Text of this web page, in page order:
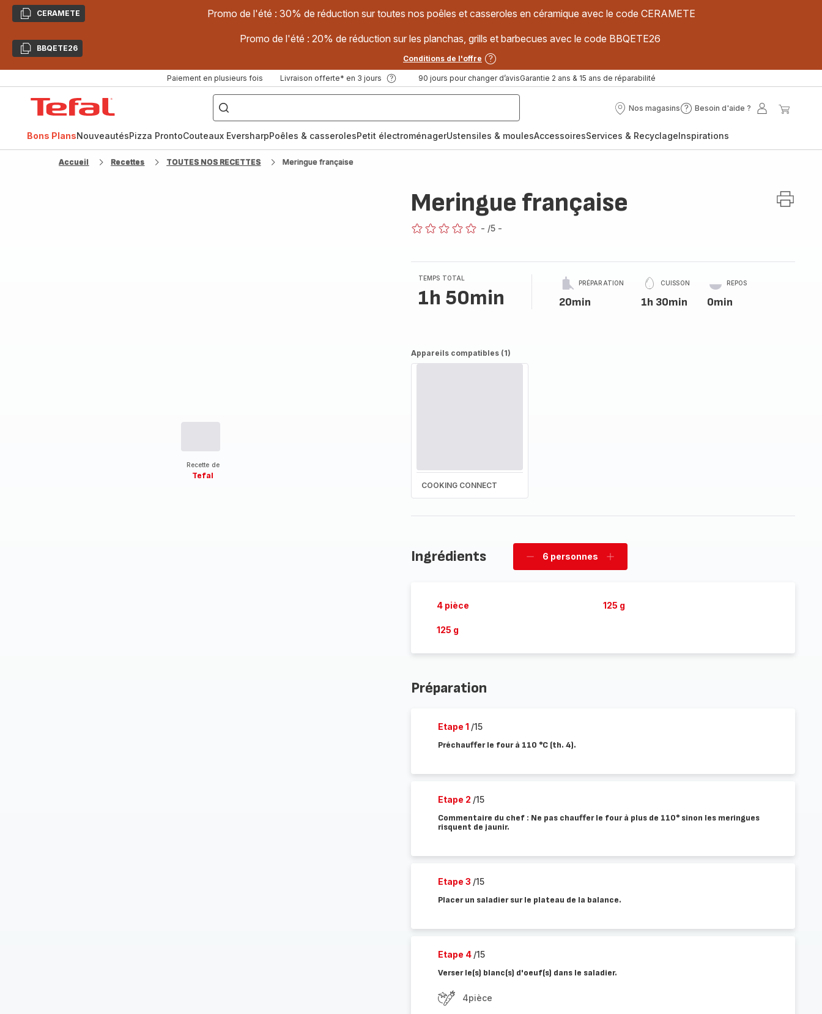
CopierCERAMETE Promo de l'été : 30% de réduction sur toutes nos poêles et casseroles en céramique avec le code CERAMETE
CopierBBQETE26
Promo de l'été : 20% de réduction sur les planchas, grills et barbecues avec le code BBQETE26
Conditions de l'offre
Paiement en plusieurs fois Livraison offerte* en 3 jours 90 jours pour changer d’avisGarantie 2 ans & 15 ans de réparabilité
["Poêles
inox,
Cake
Factory,
Nos magasins
Nos
Besoin d'aide ?
Besoin
?
Mon
Bons PlansNouveautésPizza ProntoCouteaux EversharpPoêles & casserolesPetit électroménagerUstensiles & moulesAccessoiresServices & RecyclageInspirations
Accueil Recettes TOUTES NOS RECETTES Meringue française
Recette de
Tefal
Meringue française
- /5 -
TEMPS TOTAL
1h 50min
PRÉPARATION
20min
CUISSON
1h 30min
REPOS
0min
Appareils compatibles (1)
COOKING CONNECT
Ingrédients
Supprimer
6 personnes
Ajouter
4 pièce 125 g
125 g
Préparation
Etape 1 /15
Préchauffer le four à 110 °C (th. 4).
Etape 2 /15
Commentaire du chef : Ne pas chauffer le four à plus de 110° sinon les meringues
risquent de jaunir.
Etape 3 /15
Placer un saladier sur le plateau de la balance.
Etape 4 /15
Verser le(s) blanc(s) d'oeuf(s) dans le saladier.
4pièce